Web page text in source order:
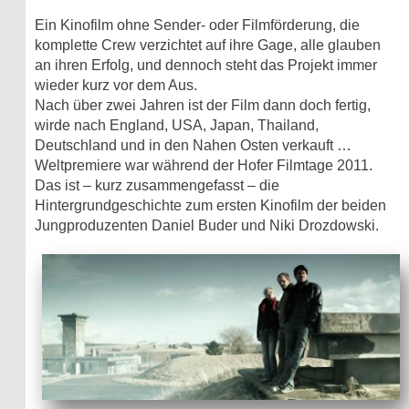
Ein Kinofilm ohne Sender- oder Filmförderung, die
komplette Crew verzichtet auf ihre Gage, alle glauben
an ihren Erfolg, und dennoch steht das Projekt immer
wieder kurz vor dem Aus.
Nach über zwei Jahren ist der Film dann doch fertig,
wirde nach England, USA, Japan, Thailand,
Deutschland und in den Nahen Osten verkauft …
Weltpremiere war während der Hofer Filmtage 2011.
Das ist – kurz zusammengefasst – die
Hintergrundgeschichte zum ersten Kinofilm der beiden
Jungproduzenten Daniel Buder und Niki Drozdowski.